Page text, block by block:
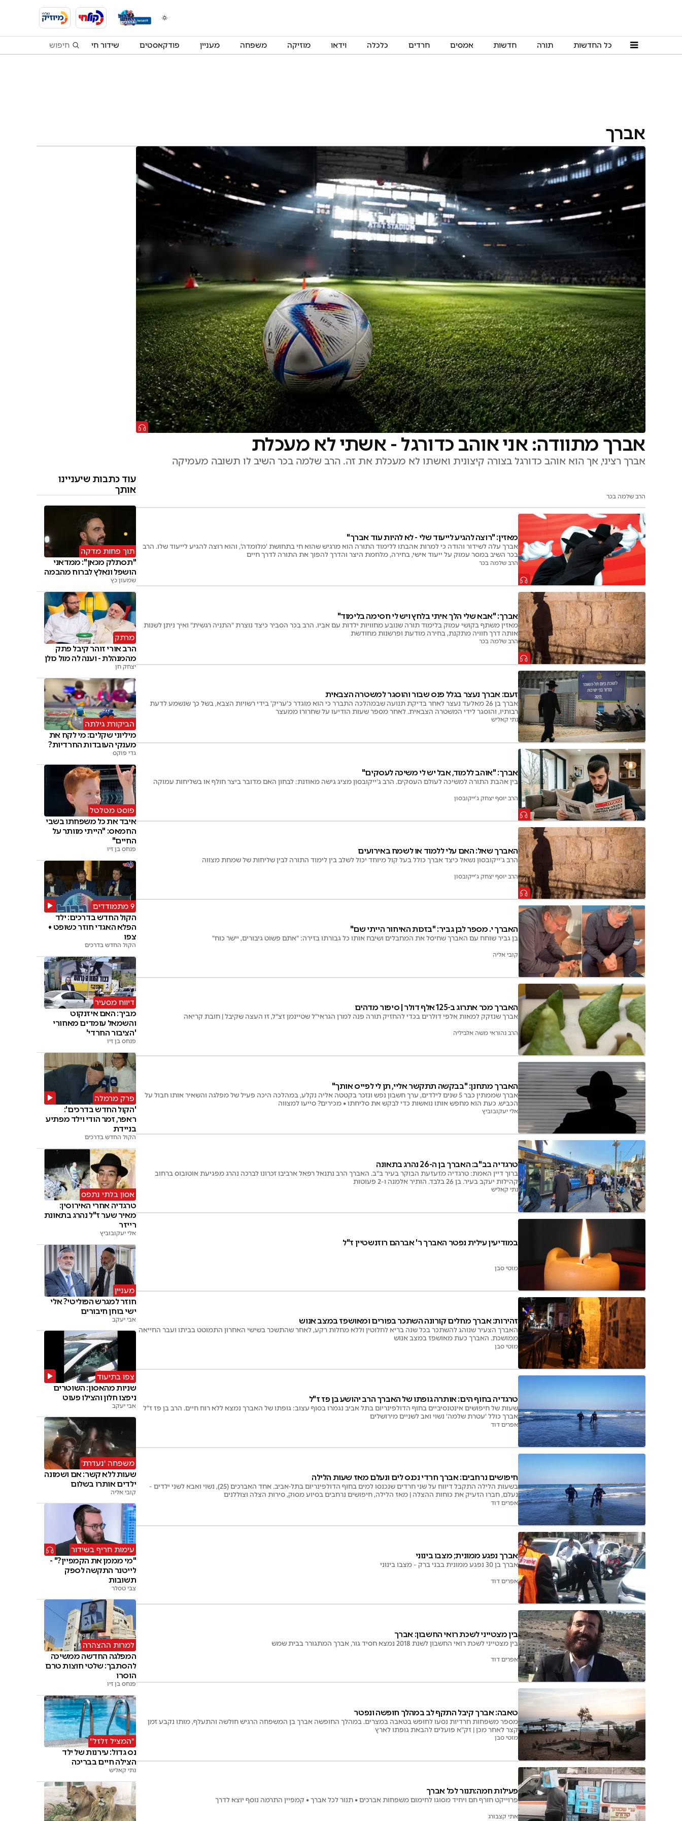
כל החדשות תורה חדשות אמסים חרדים כלכלה וידאו מוזיקה משפחה מעניין פודקאסטים שידור חי
אברך
אברך מתוודה: אני אוהב כדורגל - אשתי לא מעכלת
אברך רציני, אך הוא אוהב כדורגל בצורה קיצונית ואשתו לא מעכלת את זה. הרב שלמה בכר השיב לו תשובה מעמיקה
הרב שלמה בכר
מאזין: "רוצה להגיע לייעוד שלי - לא להיות עוד אברך"
אברך עלה לשידור והודה כי למרות אהבתו ללימוד התורה הוא מרגיש שהוא חי בתחושת 'מלומדה', והוא רוצה להגיע לייעוד שלו. הרב
בכר השיב במסר עמוק על ייעוד אישי, בחירה, מלחמת היצר והדרך להפוך את התורה לדרך חיים
הרב שלמה בכר
אברך: "אבא שלי הלך איתי בלחץ ויש לי חסימה בלימוד"
מאזין משתף בקושי עמוק בלימוד תורה שנובע מחוויות ילדות עם אביו. הרב בכר הסביר כיצד נוצרת "התניה רגשית" ואיך ניתן לשנות
אותה דרך חוויה מתקנת, בחירה מודעת ופרשנות מחודשת
הרב שלמה בכר
זעם: אברך נעצר בגלל פנס שבור והוסגר למשטרה הצבאית
אברך בן 26 מאלעד נעצר לאחר בדיקת תנועה שבמהלכה התברר כי הוא מוגדר כ'עריק' בידי רשויות הצבא, בשל כך שנשמע לדעת
רבותיו, והוסגר לידי המשטרה הצבאית. לאחר מספר שעות הודיעו על שחרורו ממעצר
נתי קאליש
אברך: "אוהב ללמוד, אבל יש לי משיכה לעסקים"
בין אהבת התורה למשיכה לעולם העסקים. הרב ג'ייקובסון מציג גישה מאוזנת: לבחון האם מדובר ביצר חולף או בשליחות עמוקה
הרב יוסף יצחק ג'ייקובסון
האברך שאל: האם עלי ללמוד או לשמח באירועים
הרב ג'ייקובסון נשאל כיצד אברך כולל בעל קול מיוחד יכול לשלב בין לימוד התורה לבין שליחות של שמחת מצווה
הרב יוסף יצחק ג'ייקובסון
האברך י. מספר לבן גביר: "בזכות האיחור הייתי שם"
בן גביר שוחח עם האברך שחיסל את המחבלים ושיבח אותו כל גבורתו בזירה: "אתם פשוט גיבורים, יישר כוח"
קובי אליה
האברך מכר אתרוג ב-125 אלף דולר | סיפור מדהים
אברך שנזקק למאות אלפי דולרים בכדי להחזיק תורה פנה למרן הגראי"ל שטיינמן זצ"ל, זו העצה שקיבל | חובת קריאה
הרב נהוראי משה אלביליה
האברך מתחנן: "בבקשה תתקשר אליי, תן לי לפייס אותך"
אברך שממתין כבר 5 שנים לילדים, ערך חשבון נפש ונזכר בקטטה אליה נקלע, במהלכה היכה פעיל של מפלגה והשאיר אותו חבול על
הכביש. כעת הוא מחפש אותו נואשות כדי לבקש את סליחתו • מכירים? סייעו למצווה
אלי יעקובוביץ
טרגדיה בב"ב: האברך בן ה-26 נהרג בתאונה
ברוך דיין האמת: טרגדיה מזעזעת הבוקר בעיר ב"ב. האברך הרב נתנאל רפאל ארביבו זכרונו לברכה נהרג מפגיעת אוטובוס ברחוב
קהילות יעקב בעיר. בן 26 בלבד. הותיר אלמנה ו-2 פעוטות
נתי קאליש
במודיעין עילית נפטר האברך ר' אברהם רוזנשטיין ז"ל
מוטי סבן
זהירות: אברך מחלים קורונה השתכר בפורים ומאושפז במצב אנוש
האברך הצעיר שנוהג להשתכר בכל שנה בריא לחלוטין וללא מחלות רקע, לאחר שהתשכר בשישי האחרון התמוטט בביתו ועבר החייאה
ממושכת. האברך כעת מאושפז במצב אנוש
מוטי סבן
טרגדיה בחוף הים: אותרה גופתו של האברך הרב יהושע בן פז ז"ל
שעות של חיפושים אינטנסיביים בחוף הדולפינריום בתל אביב נגמרו בסוף עצוב: גופתו של האברך נמצא ללא רוח חיים. הרב בן פז ז"ל
אברך כולל 'עטרת שלמה' נשוי ואב לשניים מירושלים
אפרים דוד
חיפושים נרחבים: אברך חרדי נכנס לים ונעלם מאז שעות הלילה
בשעות הלילה התקבל דיווח על שני חרדים שנכנסו למים בחוף הדולפינריום בתל-אביב. אחד האברכים (25), נשוי ואבא לשני ילדים -
נעלם, חברו הזעיק את כוחות ההצלה | מאז הלילה, חיפושים נרחבים בסיוע מסוק, סירות הצלה וצוללנים
אפרים דוד
אברך נפגע ממונית; מצבו בינוני
אברך בן 30 נפגע ממונית בבני ברק - מצבו בינוני
אפרים דוד
בין מצטייני לשכת רואי החשבון: אברך
בין מצטייני לשכת רואי החשבון לשנת 2018 נמצא חסיד גור, אברך המתגורר בבית שמש
אפרים דוד
טאבה: אברך קיבל התקף לב במהלך חופשה ונפטר
מספר משפחות חרדיות נסעו לחופש בטאבה במצרים. במהלך החופשה אברך בן המשפחה הרגיש חולשה והתעלף, מותו נקבע זמן
קצר לאחר מכן | זק"א פועלים להבאת גופתו לארץ
מוטי סבן
פעילות חמה:תנור לכל אברך
פרוייקט חורף חם ויחיד מסוגו לחימום משפחות אברכים • תנור לכל אברך • קמפיין התרמה נוסף יוצא לדרך
אתי קצבורג
עוד כתבות שיעניינו
אותך
תוך פחות מדקה
"תסתלק מכאן": ממדאני
הושפל ונאלץ לברוח מהבמה
שמעון כץ
מרתק
הרב אורי זוהר קיבל פתק
מהמנהלת - וענה לה מול כולן
יצחק חן
הביקורת גילתה
מיליוני שקלים: מי לקח את
מענקי העובדות החרדיות?
גדי פוקס
פוסט מטלטל
איבד את כל משפחתו בשבי
החמאס: "הייתי מוותר על
החיים"
פנחס בן זיו
9 מתמודדים
הקול החדש בדרכים: ילד
הפלא האגדי חוזר כשופט •
צפו
הקול החדש בדרכים
דיווח מסעיר
מביך: האם איזנקוט
והשמאל עומדים מאחורי
'הציבור החרדי'
פנחס בן זיו
פרק מרמלה
'הקול החדש בדרכים':
ראפר, זמר הודי וילד מפתיע
בניידת
הקול החדש בדרכים
אסון בלתי נתפס
טרגדיה אחרי האירוסין:
מאיר שער ז"ל נהרג בתאונת
רייזר
אלי יעקובוביץ
מעניין
חוזר למגרש הפוליטי? אלי
ישי בוחן חיבורים
אבי יעקב
צפו בתיעוד
שניות מהאסון: השוטרים
ניפצו חלון והצילו פעוט
אבי יעקב
משפחה 'נעדרת'
שעות ללא קשר: אם ושמונה
ילדים אותרו בשלום
קובי אליה
עימות חריף בשידור
"מי מממן את הקמפיין?" -
לייטנר התקשה לספק
תשובות
צבי טסלר
למרות ההצהרה
המפלגה החדשה ממשיכה
להסתבך: שלטי חוצות טרם
הוסרו
פנחס בן זיו
"המציל זלזל"
נס גדול: עירנות של ילד
הצילה חיים בבריכה
נתי קאליש